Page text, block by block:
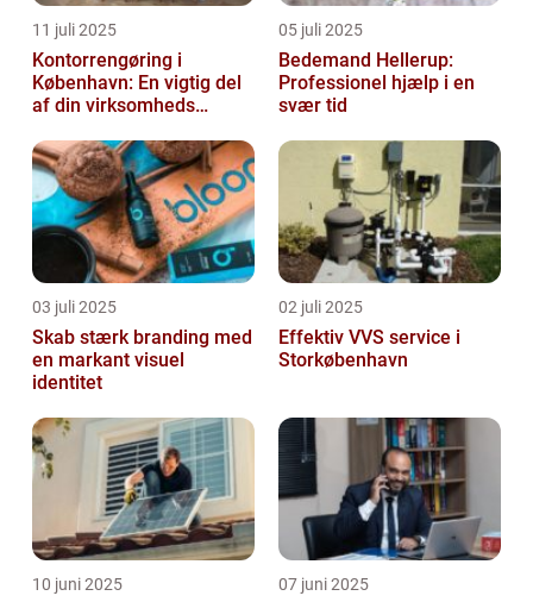
11 juli 2025
Kontorrengøring i
København: En vigtig del
af din virksomheds
05 juli 2025
Bedemand Hellerup:
Professionel hjælp i en
svær tid
03 juli 2025
Skab stærk branding med
en markant visuel
identitet
02 juli 2025
Effektiv VVS service i
Storkøbenhavn
10 juni 2025 07 juni 2025